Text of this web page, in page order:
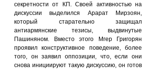
секретности от КП. Своей активностью на
дискуссии выделился Арарат Мирзоян,
который старательно защищал
антиармянские тезисы, выдвинутые
Пашиняном. Вместо этого Мгер Григорян
проявил конструктивное поведение, более
того, он заявил оппозиции, что, если они
снова инициируют такую дискуссию, он готов